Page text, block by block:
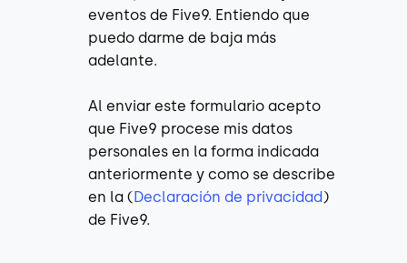
eventos de Five9. Entiendo que
puedo darme de baja más
adelante.
Al enviar este formulario acepto
que Five9 procese mis datos
personales en la forma indicada
anteriormente y como se describe
en la (Declaración de privacidad)
de Five9.